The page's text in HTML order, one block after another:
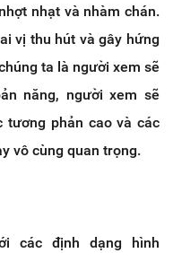
nhạt và nhàm chán.
vị thu hút và gây hứng
ta là người xem sẽ
năng, người xem sẽ
tương phản cao và các
vô cùng quan trọng.
các định dạng hình